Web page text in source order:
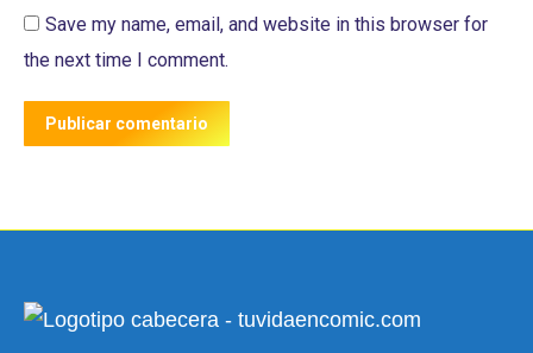
Save my name, email, and website in this browser for
the next time I comment.
Publicar comentario